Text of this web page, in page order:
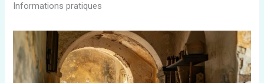
Informations pratiques